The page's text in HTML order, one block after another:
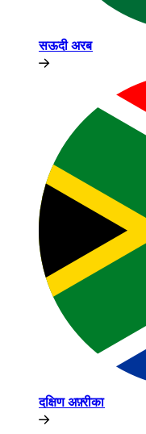
सऊदी अरब​​
दक्षिण अफ़्रीका​​